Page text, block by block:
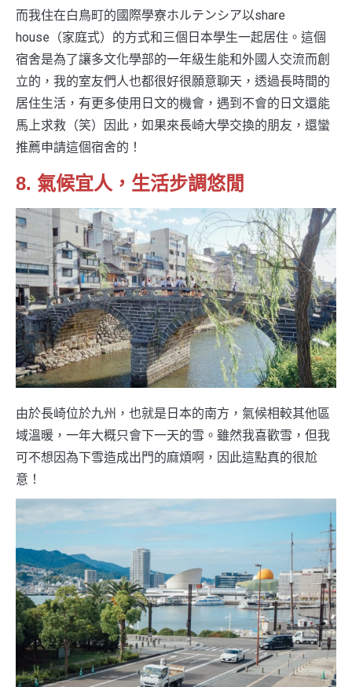
而我住在白鳥町的國際學寮ホルテンシア以share
house（家庭式）的方式和三個日本學生一起居住。這個
宿舍是為了讓多文化學部的一年級生能和外國人交流而創
立的，我的室友們人也都很好很願意聊天，透過長時間的
居住生活，有更多使用日文的機會，遇到不會的日文還能
馬上求救（笑）因此，如果來長崎大學交換的朋友，還蠻
推薦申請這個宿舍的！
8. 氣候宜人，生活步調悠閒
由於長崎位於九州，也就是日本的南方，氣候相較其他區
域溫暖，一年大概只會下一天的雪。雖然我喜歡雪，但我
可不想因為下雪造成出門的麻煩啊，因此這點真的很尬
意！